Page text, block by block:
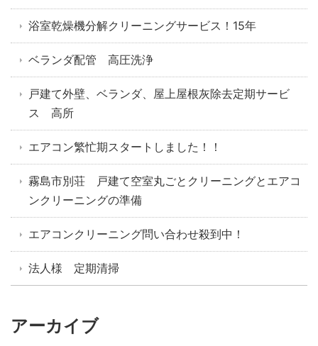
浴室乾燥機分解クリーニングサービス！15年
ベランダ配管 高圧洗浄
戸建て外壁、ベランダ、屋上屋根灰除去定期サービ
ス 高所
エアコン繁忙期スタートしました！！
霧島市別荘 戸建て空室丸ごとクリーニングとエアコ
ンクリーニングの準備
エアコンクリーニング問い合わせ殺到中！
法人様 定期清掃
アーカイブ